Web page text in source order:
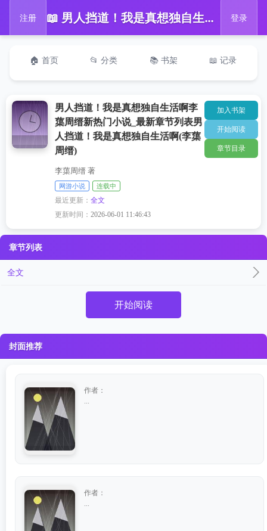
注册 📖 男人挡道！我是真想独自生活啊李蕖周缙新热门小说_最新章节列表男人挡道！我是真想独自生活啊(李蕖周缙) 登录
🏠 首页 📂 分类 📚 书架 📖 记录
男人挡道！我是真想独自生活啊李
蕖周缙新热门小说_最新章节列表男
人挡道！我是真想独自生活啊(李蕖
周缙)
李蕖周缙 著
网游小说 连载中
最近更新：全文
更新时间：2026-06-01 11:46:43
加入书架
开始阅读
章节目录
章节列表
全文
开始阅读
封面推荐
作者：
作者：